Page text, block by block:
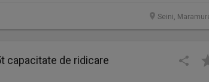
Seini,
capacitate de ridicare